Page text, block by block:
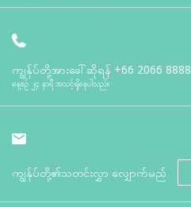
ကျွန်ုပ်တို့အားခေါ်ဆိုရန် +66 2066 8888
နေ့စဉ် ၂၄ နာရီ အသင့်ရှိနေပါသည်။
ကျွန်ုပ်တို့၏သတင်းလွှာ လျှောက်မည်